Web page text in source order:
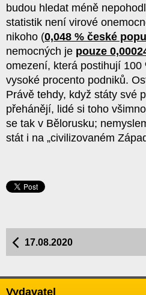
budou hledat méně
statistik není virové
nikoho (0,048 % české
nemocných je pouze
omezení, která postihují 100
vysoké procento podniků.
Právě tehdy, když státy své
přehánějí, lidé si toho
se tak v Bělorusku;
stát i na „civilizovaném
17.08.2020
Vydavatel